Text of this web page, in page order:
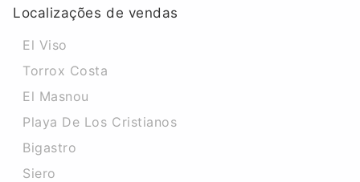
Localizações de vendas
El Viso
Torrox Costa
El Masnou
Playa De Los Cristianos
Bigastro
Siero